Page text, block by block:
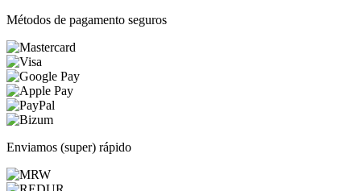
Métodos de pagamento seguros
Enviamos (super) rápido